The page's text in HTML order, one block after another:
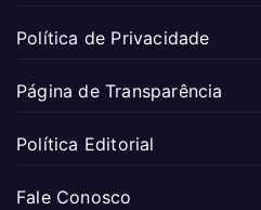
Política de Privacidade
Página de Transparência
Política Editorial
Fale Conosco